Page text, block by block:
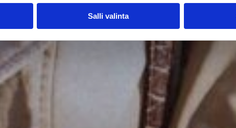
Salli valinta